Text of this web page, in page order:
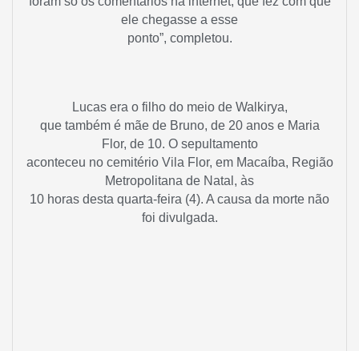
ele chegasse a esse
ponto”, completou.
Lucas era o filho do meio de Walkirya,
que também é mãe de Bruno, de 20 anos e Maria
Flor, de 10. O sepultamento
aconteceu no cemitério Vila Flor, em Macaíba, Região
Metropolitana de Natal, às
10 horas desta quarta-feira (4). A causa da morte não
foi divulgada.